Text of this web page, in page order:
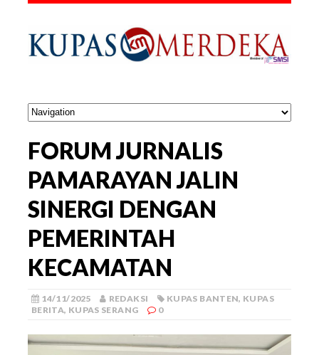
FORUM JURNALIS
PAMARAYAN JALIN
SINERGI DENGAN
PEMERINTAH
KECAMATAN
14/11/2025 REDAKSI KUPAS BANTEN, KUPAS
BERITA, KUPAS SERANG 0